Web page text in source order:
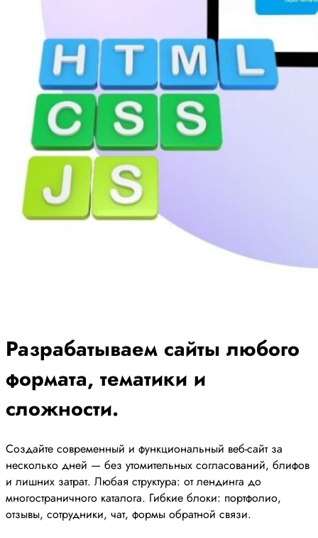
Разрабатываем сайты любого
формата, тематики и
сложности.
Создайте современный и функциональный веб-сайт за
несколько дней — без утомительных согласований, блифов
и лишних затрат. Любая структура: от лендинга до
многостраничного каталога. Гибкие блоки: портфолио,
отзывы, сотрудники, чат, формы обратной связи.